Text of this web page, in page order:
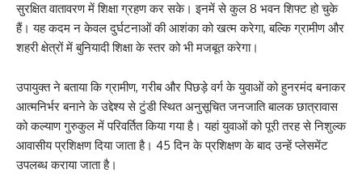
सुरक्षित वातावरण में शिक्षा ग्रहण कर सके। इनमें से कुल 8 भवन शिफ्ट हो चुके
हैं। यह कदम न केवल दुर्घटनाओं की आशंका को खत्म करेगा, बल्कि ग्रामीण और
शहरी क्षेत्रों में बुनियादी शिक्षा के स्तर को भी मजबूत करेगा।
उपायुक्त ने बताया कि ग्रामीण, गरीब और पिछड़े वर्ग के युवाओं को हुनरमंद बनाकर
आत्मनिर्भर बनाने के उद्देश्य से टुंडी स्थित अनुसूचित जनजाति बालक छात्रावास
को कल्याण गुरुकुल में परिवर्तित किया गया है। यहां युवाओं को पूरी तरह से निशुल्क
आवासीय प्रशिक्षण दिया जाता है। 45 दिन के प्रशिक्षण के बाद उन्हें प्लेसमेंट
उपलब्ध कराया जाता है।